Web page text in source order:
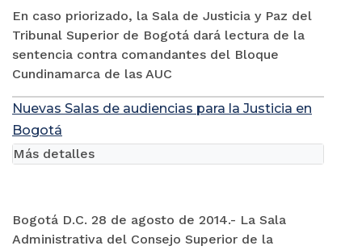
En caso priorizado, la Sala de Justicia y Paz del
Tribunal Superior de Bogotá dará lectura de la
sentencia contra comandantes del Bloque
Cundinamarca de las AUC
Nuevas Salas de audiencias para la Justicia en
Bogotá
Bogotá D.C. 28 de agosto de 2014.- La Sala
Administrativa del Consejo Superior de la
Más detalles